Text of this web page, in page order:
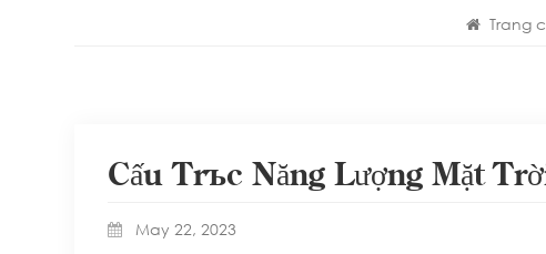
Trang
Cấu Trúc Năng Lượng Mặt
May 22, 2023